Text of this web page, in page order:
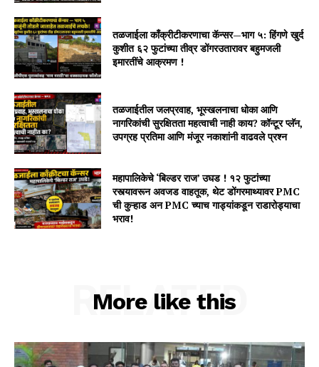
तळजाईला काँक्रीटीकरणाचा कॅन्सर—भाग ५: हिंगणे खुर्द
कुशीत ६२ फुटांच्या तीव्र डोंगरउतारावर बहुमजली
इमारतींचे आक्रमण !
तळजाईतील जलप्रवाह, भूस्खलनाचा धोका आणि
नागरिकांची सुरक्षितता महत्वाची नाही काय? कॉन्टूर प्लॅन,
उपग्रह प्रतिमा आणि मंजूर नकाशांनी वाढवले प्रश्न
महापालिकेचे ‘बिल्डर राज’ उघड ! १२ फुटांच्या
रस्त्यावरून अवजड वाहतूक, थेट डोंगरमाथ्यावर PMC
ची कुऱ्हाड अन PMC च्याच गाड्यांकडून राडारोड्याचा
भराव!
More like this
RELATED